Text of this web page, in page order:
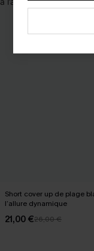
Short cover up de plage
l’allure dynamique
21,00 €26,00 €